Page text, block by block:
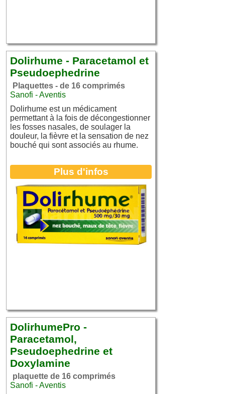
Dolirhume - Paracetamol et
Pseudoephedrine
Plaquettes - de 16 comprimés
Sanofi - Aventis
Dolirhume est un médicament
permettant à la fois de décongestionner
les fosses nasales, de soulager la
douleur, la fièvre et la sensation de nez
bouché qui sont associés au rhume.
Plus d'infos
DolirhumePro -
Paracetamol,
Pseudoephedrine et
Doxylamine
plaquette de 16 comprimés
Sanofi - Aventis